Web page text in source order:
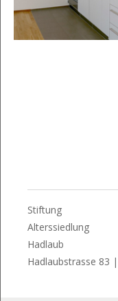
Stiftung
Alterssiedlung
Hadlaub
Hadlaubstrasse 83